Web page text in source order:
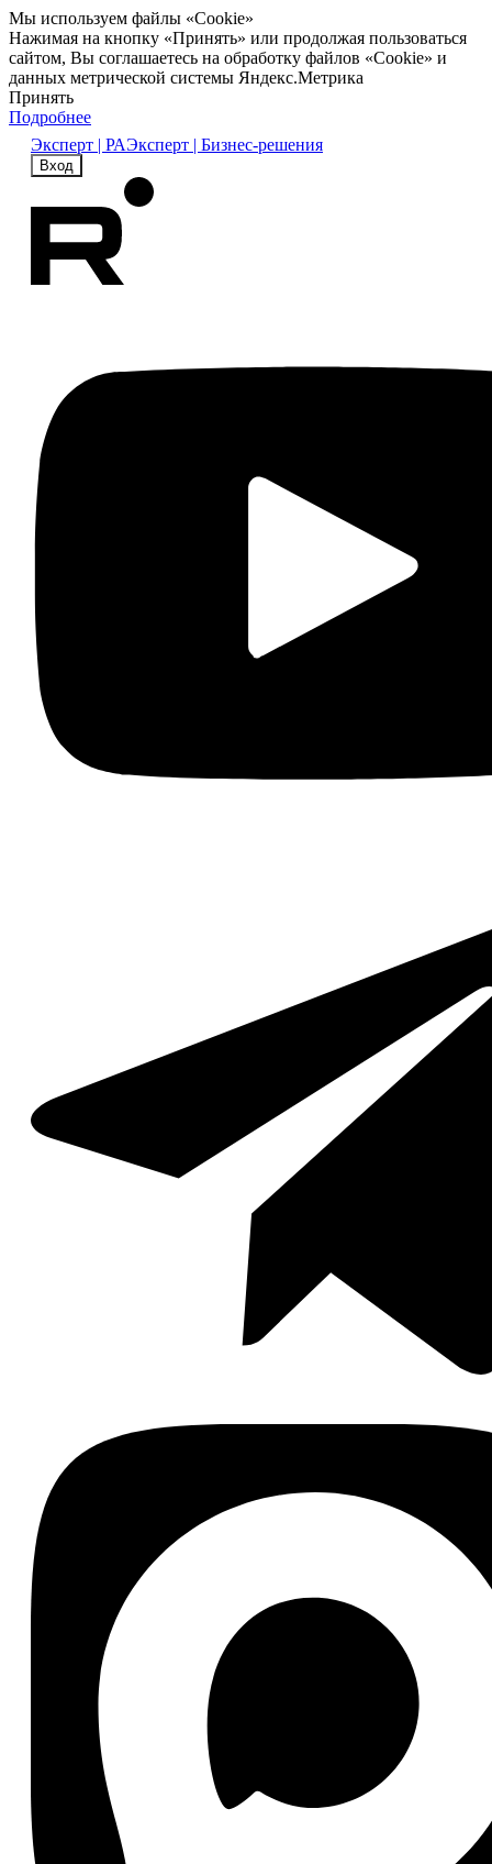
Мы используем файлы «Cookie»
Нажимая на кнопку «Принять» или продолжая пользоваться
сайтом, Вы соглашаетесь на обработку файлов «Cookie» и
данных метрической системы Яндекс.Метрика
Принять
Подробнее
Эксперт | РАЭксперт | Бизнес-решения
Вход